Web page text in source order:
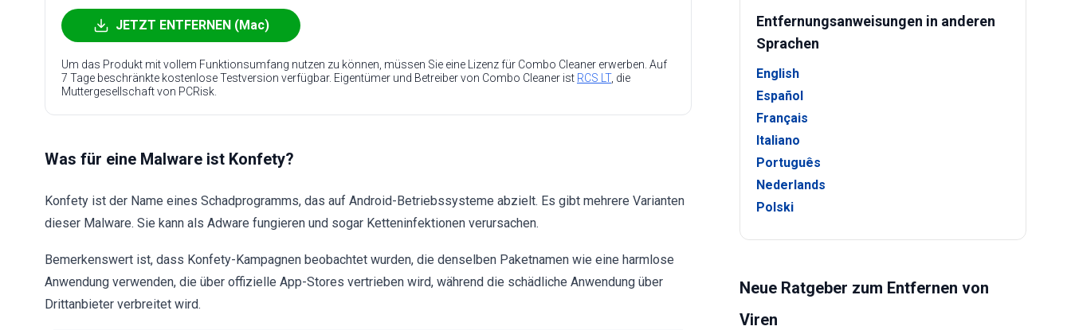
JETZT ENTFERNEN (Mac)
Um das Produkt mit vollem Funktionsumfang nutzen zu können, müssen Sie eine Lizenz für Combo Cleaner erwerben. Auf
7 Tage beschränkte kostenlose Testversion verfügbar. Eigentümer und Betreiber von Combo Cleaner ist RCS LT, die
Muttergesellschaft von PCRisk.
Was für eine Malware ist Konfety?
Konfety ist der Name eines Schadprogramms, das auf Android-Betriebssysteme abzielt. Es gibt mehrere Varianten
dieser Malware. Sie kann als Adware fungieren und sogar Ketteninfektionen verursachen.
Bemerkenswert ist, dass Konfety-Kampagnen beobachtet wurden, die denselben Paketnamen wie eine harmlose
Anwendung verwenden, die über offizielle App-Stores vertrieben wird, während die schädliche Anwendung über
Drittanbieter verbreitet wird.
Entfernungsanweisungen in anderen
Sprachen
English
Español
Français
Italiano
Português
Nederlands
Polski
Neue Ratgeber zum Entfernen von
Viren